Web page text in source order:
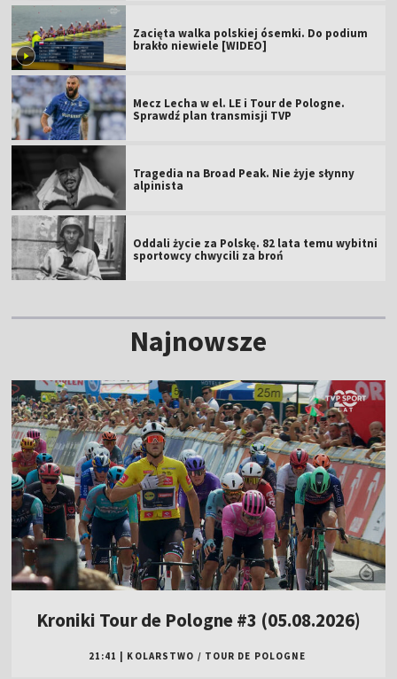
Zacięta walka polskiej ósemki. Do podium
brakło niewiele [WIDEO]
Mecz Lecha w el. LE i Tour de Pologne.
Sprawdź plan transmisji TVP
Tragedia na Broad Peak. Nie żyje słynny
alpinista
Oddali życie za Polskę. 82 lata temu wybitni
sportowcy chwycili za broń
Najnowsze
Kroniki Tour de Pologne #3 (05.08.2026)
21:41 KOLARSTWO / TOUR DE POLOGNE